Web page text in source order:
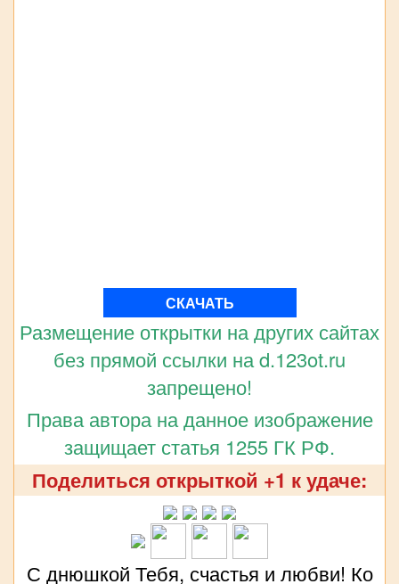
СКАЧАТЬ
Размещение открытки на других сайтах
без прямой ссылки на d.123ot.ru
запрещено!
Права автора на данное изображение
защищает статья 1255 ГК РФ.
Поделиться открыткой +1 к удаче:
С днюшкой Тебя, счастья и любви! Ко